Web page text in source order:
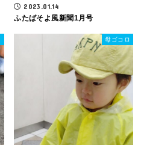
2023.01.14
ふたばそよ風新聞1月号
母ゴコロ